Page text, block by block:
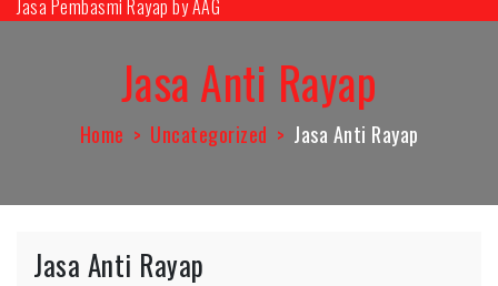
SkipJasa Pembasmi Rayap by AAG
Jasa Anti Rayap
Home Uncategorized Jasa Anti Rayap
Jasa Anti Rayap